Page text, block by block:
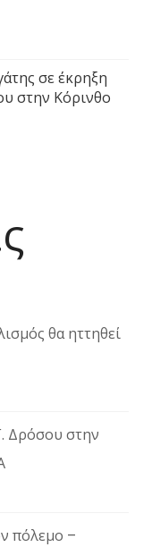
σε έκρηξη
στην Κόρινθο
θα ηττηθεί
Δρόσου στην
πόλεμο –